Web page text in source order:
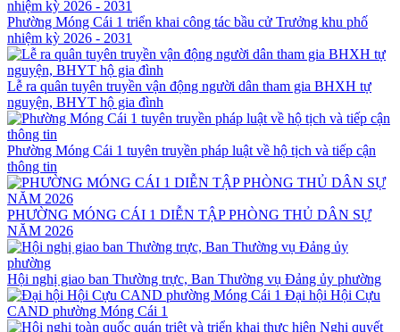
Phường Móng Cái 1 triển khai công tác bầu cử Trưởng khu phố
nhiệm kỳ 2026 - 2031
Lễ ra quân tuyên truyền vận động người dân tham gia BHXH tự
nguyện, BHYT hộ gia đình
Phường Móng Cái 1 tuyên truyền pháp luật về hộ tịch và tiếp cận
thông tin
PHƯỜNG MÓNG CÁI 1 DIỄN TẬP PHÒNG THỦ DÂN SỰ
NĂM 2026
Hội nghị giao ban Thường trực, Ban Thường vụ Đảng ủy phường
Đại hội Hội Cựu
CAND phường Móng Cái 1